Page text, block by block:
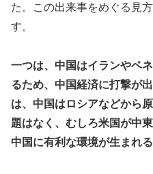
た。この出来事をめぐる見
す。
一つは、中国はイランやベ
るため、中国経済に打撃が
は、中国はロシアなどから
題はなく、むしろ米国が中
中国に有利な環境が生まれ